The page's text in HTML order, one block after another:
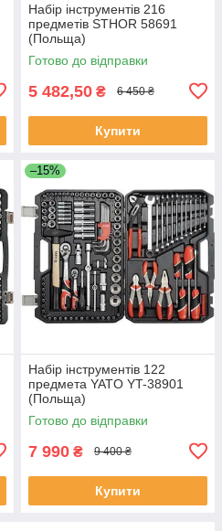
Набір інструментів 216
предметів STHOR 58691
(Польща)
Готово до відправки
5 482,50 ₴ 6 450 ₴
Купити
–15%
Набір інструментів 122
предмета YATO YT-38901
(Польща)
Готово до відправки
7 990 ₴ 9 400 ₴
Купити